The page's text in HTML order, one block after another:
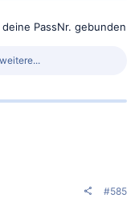
PassNr. gebunden
#585